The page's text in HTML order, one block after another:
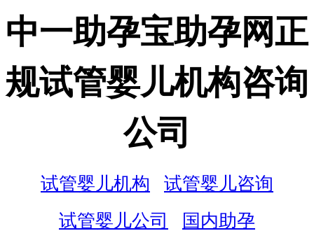
中一助孕宝助孕网正
规试管婴儿机构咨询
公司
试管婴儿机构
试管婴儿咨询
试管婴儿公司
国内助孕